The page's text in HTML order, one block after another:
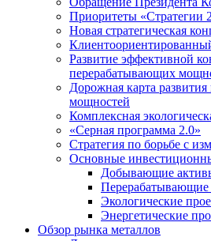
Приоритеты «Стратегии
Новая стратегическая
Развитие эффективной
перерабатывающих
Дорожная карта
мощностей
Комплексная
«Серная программа 2.0»
Стратегия по борьбе с
Основные
Добывающие
Перерабатывающие
Экологические
Энергетические
Обзор рынка металлов